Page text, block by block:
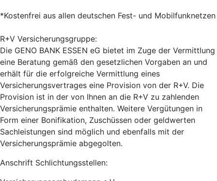
*Kostenfrei aus allen deutschen Fest- und Mobilfunknetzen
R+V Versicherungsgruppe:
Die GENO BANK ESSEN eG bietet im Zuge der Vermittlung
eine Beratung gemäß den gesetzlichen Vorgaben an und
erhält für die erfolgreiche Vermittlung eines
Versicherungsvertrages eine Provision von der R+V. Die
Provision ist in der von Ihnen an die R+V zu zahlenden
Versicherungsprämie enthalten. Weitere Vergütungen in
Form einer Bonifikation, Zuschüssen oder geldwerten
Sachleistungen sind möglich und ebenfalls mit der
Versicherungsprämie abgegolten.
Anschrift Schlichtungsstellen: